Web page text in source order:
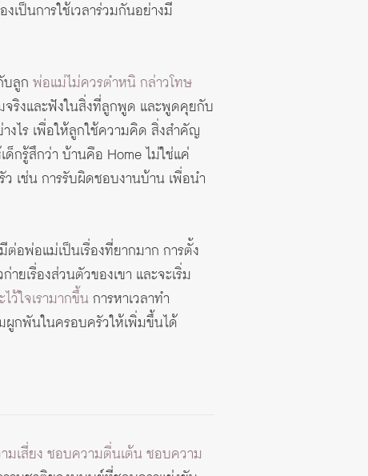
เป็นการใช้เวลาร่วมกันอย่างมี
บลูก พ่อแม่ไม่ควรตำหนิ กล่าวโทษ
ริงและฟังในสิ่งที่ลูกพูด และพูดคุยกับ
งไร เพื่อให้ลูกใช้ความคิด สิ่งสำคัญ
กรู้สึกว่า บ้านคือ Home ไม่ใช่แค่
เช่น การรับผิดชอบงานบ้าน เพื่อนำ
อพ่อแม่เป็นเรื่องที่ยากมาก การตั้ง
ยเรื่องส่วนตัวของเขา และจะเริ่ม
ว้ใจเรามากขึ้นการหาเวลาทำ
ผูกพันในครอบครัวให้เพิ่มขึ้นได้
เสี่ยง ชอบความตื่นเต้น ชอบความ